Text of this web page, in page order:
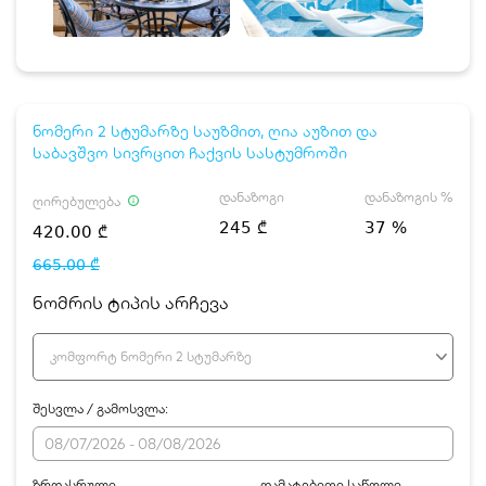
ნომერი 2 სტუმარზე საუზმით, ღია აუზით და
საბავშვო სივრცით ჩაქვის სასტუმროში
ღირებულება
420.00 ₾
665.00 ₾
დანაზოგი
245 ₾
დანაზოგის %
37 %
ნომრის ტიპის არჩევა
კომფორტ ნომერი 2 სტუმარზე
შესვლა / გამოსვლა: